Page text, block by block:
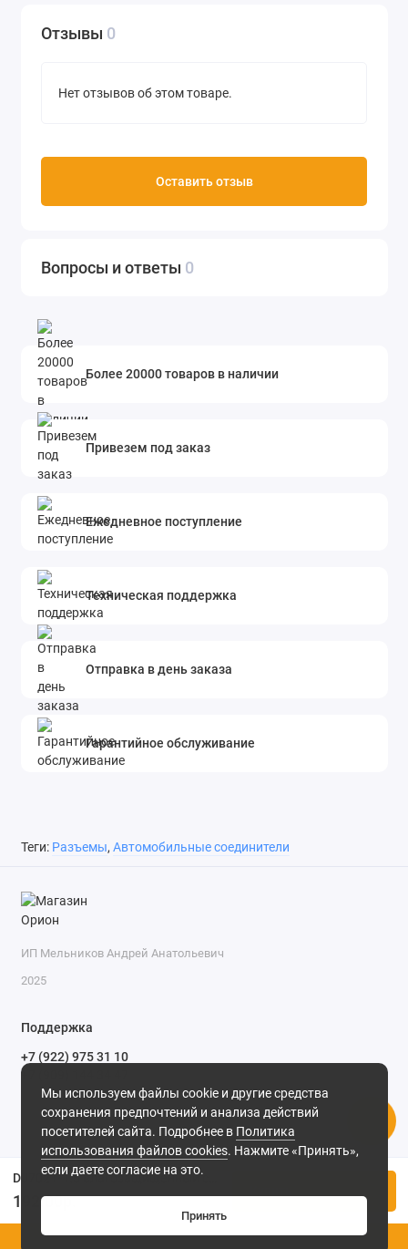
0
192.00р.
Отзывы 0
Нет отзывов об этом товаре.
Оставить отзыв
Вопросы и ответы 0
Более 20000 товаров в наличии
Привезем под заказ
Ежедневное поступление
Техническая поддержка
Отправка в день заказа
Гарантийное обслуживание
Теги: Разъемы, Автомобильные соединители
Мы используем файлы cookie и другие средства
сохранения предпочтений и анализа действий
посетителей сайта. Подробнее в Политика
использования файлов cookies. Нажмите «Принять»,
если даете согласие на это.
Принять
ИП Мельников Андрей Анатольевич
2025
Поддержка
+7 (922) 975 31 10
+7 (909) 144 34 47
пн-пт с 9-00 до 18-00 часов,
сб с 10-00 до 15-00 часов,
вс выходной
(MSK, UTC+3)